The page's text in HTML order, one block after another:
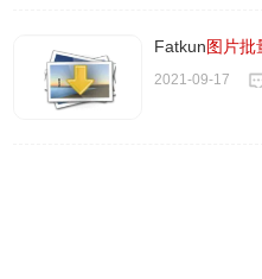
Fatkun图片批
2021-09-17